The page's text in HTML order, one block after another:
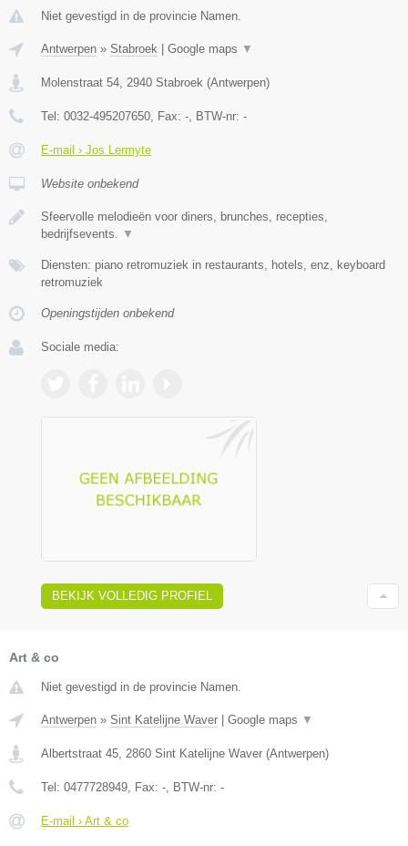
Niet gevestigd in de provincie Namen.
Antwerpen » Stabroek Google maps ▼
Molenstraat 54, 2940 Stabroek (Antwerpen)
Tel: 0032-495207650, Fax: -, BTW-nr: -
E-mail › Jos Lermyte
Website onbekend
Sfeervolle melodieën voor diners, brunches, recepties,
bedrijfsevents. ▼
Diensten: piano retromuziek in restaurants, hotels, enz, keyboard
retromuziek
Openingstijden onbekend
Sociale media:
BEKIJK VOLLEDIG PROFIEL
Art & co
Niet gevestigd in de provincie Namen.
Antwerpen » Sint Katelijne Waver Google maps ▼
Albertstraat 45 2860 Sint Katelijne Waver (Antwerpen)
Tel: 0477728949 , Fax: - , BTW-nr: -
E-mail › Art & co